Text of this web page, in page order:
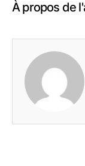
À propos de